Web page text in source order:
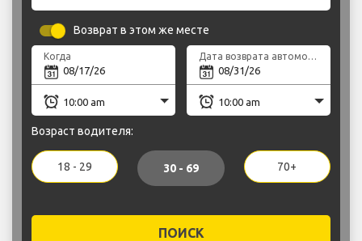
Возврат в этом же месте
Когда Дата возврата автомобиля
Возраст водителя:
18 - 29 30 - 69 70+
ПОИСК